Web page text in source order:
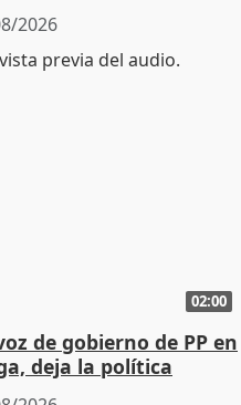
2026
02:00
de gobierno de PP en
deja la política